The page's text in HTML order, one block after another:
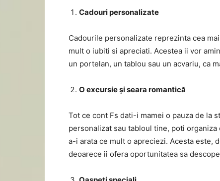
Cadouri personalizate
Cadourile personalizate reprezinta cea
mult o iubiti si apreciati. Acestea ii vor
un portelan, un tablou sau un acvariu, ca
O excursie și seara romantică
Tot ce cont Fs dati-i mamei o pauza de la
personalizat sau tabloul tine, poti
a-i arata ce mult o apreciezi. Acesta este,
deoarece ii ofera oportunitatea sa